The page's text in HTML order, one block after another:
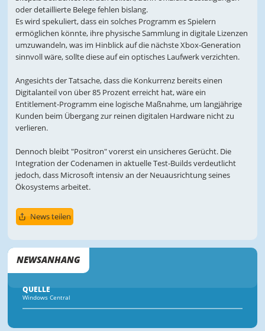
oder detaillierte Belege fehlen bislang.
Es wird spekuliert, dass ein solches Programm es Spielern
ermöglichen könnte, ihre physische Sammlung in digitale Lizenzen
umzuwandeln, was im Hinblick auf die nächste Xbox-Generation
sinnvoll wäre, sollte diese auf ein optisches Laufwerk verzichten.
Angesichts der Tatsache, dass die Konkurrenz bereits einen
Digitalanteil von über 85 Prozent erreicht hat, wäre ein
Entitlement-Programm eine logische Maßnahme, um langjährige
Kunden beim Übergang zur reinen digitalen Hardware nicht zu
verlieren.
Dennoch bleibt "Positron" vorerst ein unsicheres Gerücht. Die
Integration der Codenamen in aktuelle Test-Builds verdeutlicht
jedoch, dass Microsoft intensiv an der Neuausrichtung seines
Ökosystems arbeitet.
News teilen
NEWSANHANG
QUELLE
Windows Central